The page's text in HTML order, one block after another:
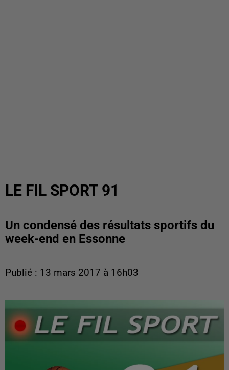
LE FIL SPORT 91
Un condensé des résultats sportifs du
week-end en Essonne
Publié : 13 mars 2017 à 16h03